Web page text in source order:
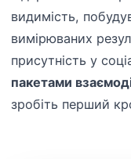
видимість,
вимірюваних
присутність у
пакетами
зробіть перший